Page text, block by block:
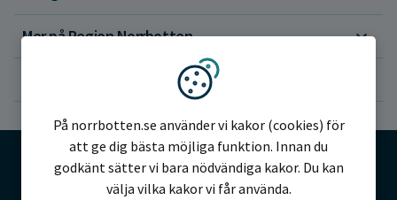
Mer på Region Norrbotten
Vi använder kakor
På norrbotten.se använder vi kakor (cookies) för
att ge dig bästa möjliga funktion. Innan du
godkänt sätter vi bara nödvändiga kakor. Du kan
välja vilka kakor vi får använda.